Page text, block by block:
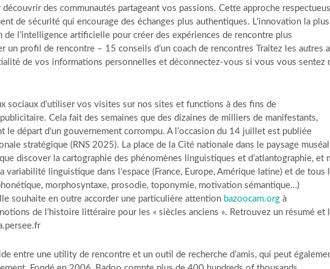
des communautés partageant vos passions. Cette approche
de sécurité qui encourage des échanges plus authentiques. L’innovation la plus
de l’intelligence artificielle pour créer des expériences de rencontre plus
un profil de rencontre – 15 conseils d’un coach de rencontres Traitez les autres
de vos informations personnelles et déconnectez-vous si vous vous sentez
sociaux d’utiliser vos visites sur nos sites et functions à des fins de
Cela fait des semaines que des dizaines de milliers de manifestants,
le départ d’un gouvernement corrompu. A l’occasion du 14 juillet est publiée
stratégique (RNS 2025). La place de la Cité nationale dans le paysage muséal
discover la cartographie des phénomènes linguistiques et d’atlantographie, et
variabilité linguistique dans l’espace (France, Europe, Amérique latine) et de tous
morphosyntaxe, prosodie, toponymie, motivation sémantique…)
souhaite en outre accorder une particulière attention bazoocam.org à
de l’histoire littéraire pour les « siècles anciens ». Retrouvez un résumé et
entre une utility de rencontre et un outil de recherche d’amis, qui peut